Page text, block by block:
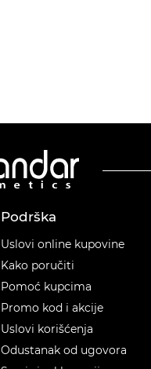
Podrška
Uslovi online kupovine
Kako poručiti
Pomoć kupcima
Promo kod i akcije
Uslovi korišćenja
Odustanak od ugovora